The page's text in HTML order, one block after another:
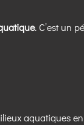
. C’est un
aquatiques